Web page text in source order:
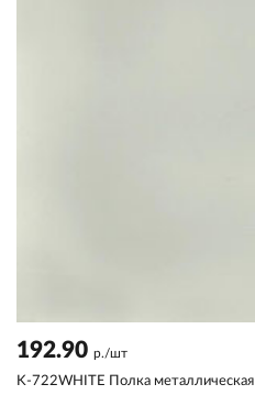
192.90 р./шт
K-722WHITE Полка металлическая